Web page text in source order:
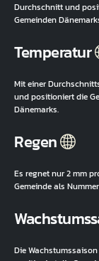
Durchschnitt und
Gemeinden
Temperatur
Mit einer
und positioniert die
Dänemarks.
Regen
Es regnet nur 2 mm
Gemeinde als
Die